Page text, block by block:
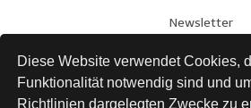
Diese Website verwendet Cookies,
Funktionalität notwendig sind und
Richtlinien dargelegten Zwecke zu
Newsletter
AGB
Impressum